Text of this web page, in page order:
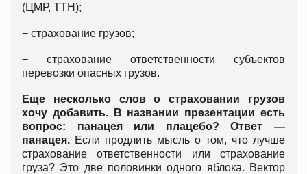
(ЦМР, ТТН);
− страхование грузов;
− страхование ответственности субъектов
перевозки опасных грузов.
Еще несколько слов о страховании грузов
хочу добавить. В названии презентации есть
вопрос: панацея или плацебо? Ответ —
панацея. Если продлить мысль о том, что лучше
страхование ответственности или страхование
груза? Это две половинки одного яблока. Вектор